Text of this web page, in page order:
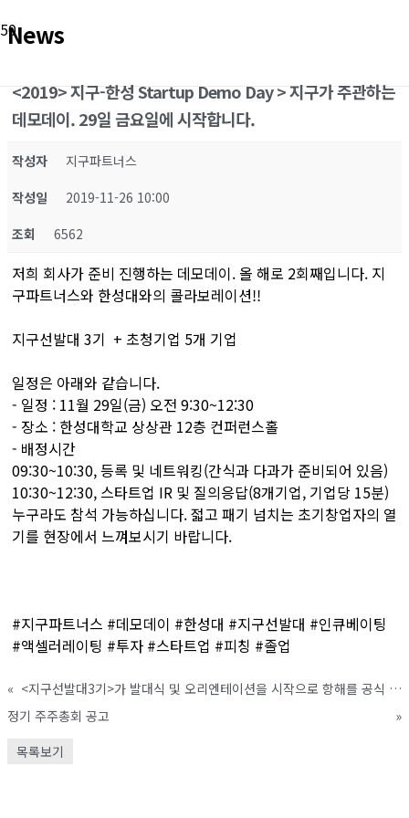
News
<2019> 지구-한성 Startup Demo Day > 지구가 주관하는
데모데이. 29일 금요일에 시작합니다.
작성자
지구파트너스
작성일
2019-11-26 10:00
조회
6562
저희 회사가 준비 진행하는 데모데이. 올 해로 2회째입니다. 지
구파트너스와 한성대와의 콜라보레이션!!
지구선발대 3기 + 초청기업 5개 기업
일정은 아래와 같습니다.
- 일정 : 11월 29일(금) 오전 9:30~12:30
- 장소 : 한성대학교 상상관 12층 컨퍼런스홀
- 배정시간
09:30~10:30, 등록 및 네트워킹(간식과 다과가 준비되어 있음)
10:30~12:30, 스타트업 IR 및 질의응답(8개기업, 기업당 15분)
누구라도 참석 가능하십니다. 젋고 패기 넘치는 초기창업자의 열
기를 현장에서 느껴보시기 바랍니다.
#지구파트너스 #데모데이 #한성대 #지구선발대 #인큐베이팅
#액셀러레이팅 #투자 #스타트업 #피칭 #졸업
«
<지구선발대3기>가 발대식 및 오리엔테이션을 시작으로 항해를 공식 시작하였습니다.
정기 주주총회 공고
»
목록보기